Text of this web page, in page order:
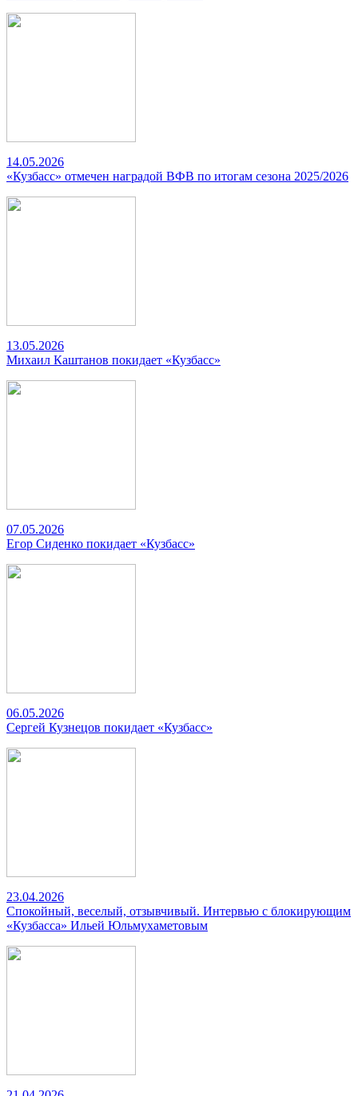
14.05.2026
«Кузбасс» отмечен наградой ВФВ по итогам сезона 2025/2026
13.05.2026
Михаил Каштанов покидает «Кузбасс»
07.05.2026
Егор Сиденко покидает «Кузбасс»
06.05.2026
Сергей Кузнецов покидает «Кузбасс»
23.04.2026
Спокойный, веселый, отзывчивый. Интервью с блокирующим
«Кузбасса» Ильей Юльмухаметовым